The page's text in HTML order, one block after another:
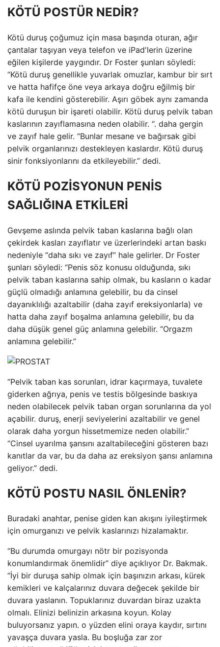
KÖTÜ POSTÜR NEDİR?
Kötü duruş çoğumuz için masa başında oturan, ağır
çantalar taşıyan veya telefon ve iPad'lerin üzerine
eğilen kişilerde yaygındır. Dr Foster şunları söyledi:
“Kötü duruş genellikle yuvarlak omuzlar, kambur bir sırt
ve hatta hafifçe öne veya arkaya doğru eğilmiş bir
kafa ile kendini gösterebilir. Aşırı göbek aynı zamanda
kötü duruşun bir işareti olabilir. Kötü duruş pelvik taban
kaslarının zayıflamasına neden olabilir. “. daha gergin
ve zayıf hale gelir. “Bunlar mesane ve bağırsak gibi
pelvik organlarınızı destekleyen kaslardır. Kötü duruş
sinir fonksiyonlarını da etkileyebilir.” dedi.
KÖTÜ POZİSYONUN PENİS
SAĞLIĞINA ETKİLERİ
Gevşeme aslında pelvik taban kaslarına bağlı olan
çekirdek kasları zayıflatır ve üzerlerindeki artan baskı
nedeniyle “daha sıkı ve zayıf” hale gelirler. Dr Foster
şunları söyledi: “Penis söz konusu olduğunda, sıkı
pelvik taban kaslarına sahip olmak, bu kasların o kadar
güçlü olmadığı anlamına gelebilir, bu da cinsel
dayanıklılığı azaltabilir (daha zayıf ereksiyonlarla) ve
hatta daha zayıf boşalma anlamına gelebilir, bu da
daha düşük genel güç anlamına gelebilir. “Orgazm
anlamına gelebilir.”
“Pelvik taban kas sorunları, idrar kaçırmaya, tuvalete
giderken ağrıya, penis ve testis bölgesinde baskıya
neden olabilecek pelvik taban organ sorunlarına da yol
açabilir. duruş, enerji seviyelerini azaltabilir ve genel
olarak daha yorgun hissetmemize neden olabilir.”
“Cinsel uyarılma şansını azaltabileceğini gösteren bazı
kanıtlar da var, bu da daha az ereksiyon şansı anlamına
geliyor.” dedi.
KÖTÜ POSTU NASIL ÖNLENİR?
Buradaki anahtar, penise giden kan akışını iyileştirmek
için omurganızı ve pelvik kaslarınızı hizalamaktır.
“Bu durumda omurgayı nötr bir pozisyonda
konumlandırmak önemlidir” diye açıklıyor Dr. Bakmak.
“İyi bir duruşa sahip olmak için başınızın arkası, kürek
kemikleri ve kalçalarınız duvara değecek şekilde bir
duvara yaslanın. Topuklarınız duvardan biraz uzakta
olmalı. Elinizi belinizin arkasına koyun. Kolay
buluyorsanız yapın. o yüzden elini oraya kaydır, sırtını
yavaşça duvara yasla. Bu boşluğa zar zor